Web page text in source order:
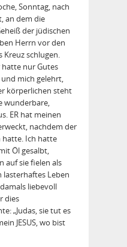
Sonntag, nach
an dem die
der jüdischen
Herrn vor den
Kreuz schlugen.
nur Gutes
mich gelehrt,
körperlichen steht
wunderbare,
ER hat meinen
nachdem der
hatte. Ich hatte
Öl gesalbt,
auf sie fielen als
lasterhaftes Leben
liebevoll
dies
„Judas, sie tut es
JESUS, wo bist